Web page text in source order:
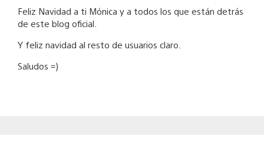
Feliz Navidad a ti Mónica y a todos los que están detrás
de este blog oficial.
Y feliz navidad al resto de usuarios claro.
Saludos =)